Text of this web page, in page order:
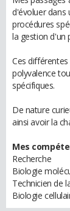
d'évoluer dans
procédures
la gestion d'un
Ces
polyvalence
spécifiques.
De nature
ainsi avoir la
Mes
Recherche
Biologie
Technicien de
Biologie